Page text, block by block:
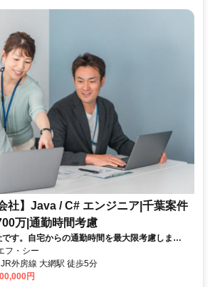
社】Java / C# エンジニア|千葉案件
万|通勤時間考慮
す。自宅からの通勤時間を最大限考慮しま
フ・シー
寄駅：JR外房線 大網駅 徒歩5分
円